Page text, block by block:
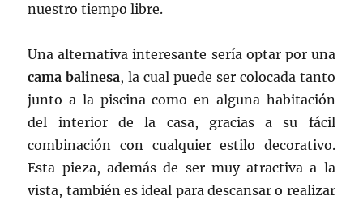
nuestro tiempo libre.
Una alternativa interesante sería optar por una
cama balinesa, la cual puede ser colocada tanto
junto a la piscina como en alguna habitación
del interior de la casa, gracias a su fácil
combinación con cualquier estilo decorativo.
Esta pieza, además de ser muy atractiva a la
vista, también es ideal para descansar o realizar